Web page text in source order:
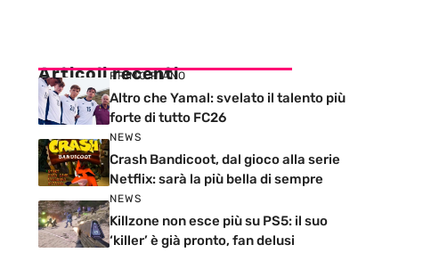
Articoli recenti
PRIMO PIANO
Altro che Yamal: svelato il talento più
forte di tutto FC26
NEWS
Crash Bandicoot, dal gioco alla serie
Netflix: sarà la più bella di sempre
NEWS
Killzone non esce più su PS5: il suo
‘killer’ è già pronto, fan delusi